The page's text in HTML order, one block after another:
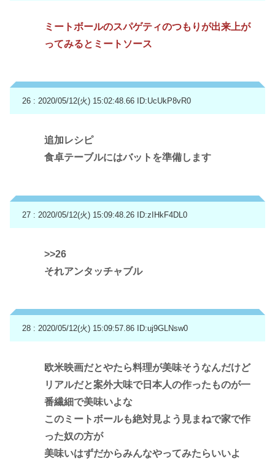
ミートボールのスパゲティのつもりが出来上が
ってみるとミートソース
26 : 2020/05/12(火) 15:02:48.66 ID:UcUkP8vR0
追加レシピ
食卓テーブルにはバットを準備します
27 : 2020/05/12(火) 15:09:48.26 ID:zIHkF4DL0
>>26
それアンタッチャブル
28 : 2020/05/12(火) 15:09:57.86 ID:uj9GLNsw0
欧米映画だとやたら料理が美味そうなんだけど
リアルだと案外大味で日本人の作ったものが一
番繊細で美味いよな
このミートボールも絶対見よう見まねで家で作
った奴の方が
美味いはずだからみんなやってみたらいいよ